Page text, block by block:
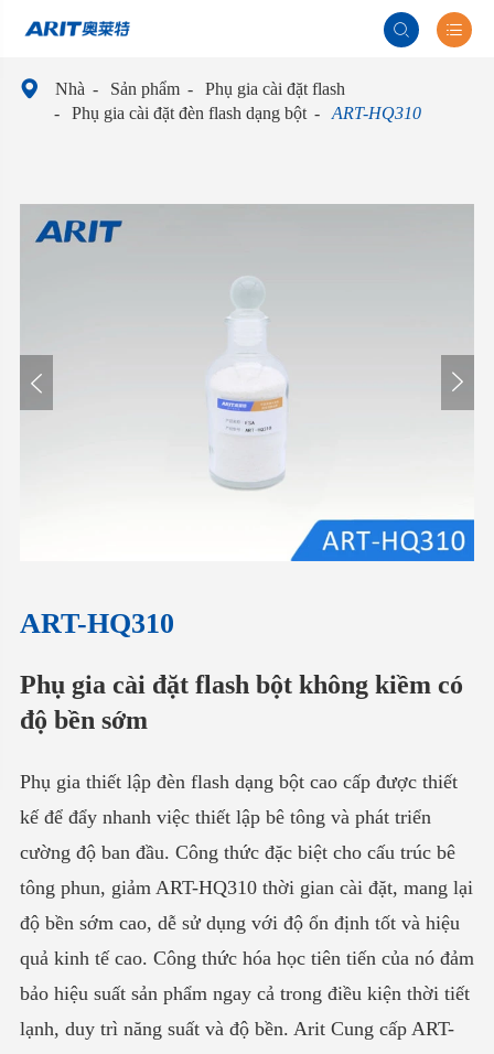
 
 Nhà Sản phẩm
Phụ gia cài đặt flash
Phụ gia cài đặt đèn flash dạng bột
ART-HQ310
 
ART-HQ310
Phụ gia cài đặt flash bột không kiềm có
độ bền sớm
Phụ gia thiết lập đèn flash dạng bột cao cấp được thiết
kế để đẩy nhanh việc thiết lập bê tông và phát triển
cường độ ban đầu. Công thức đặc biệt cho cấu trúc bê
tông phun, giảm ART-HQ310 thời gian cài đặt, mang lại
độ bền sớm cao, dễ sử dụng với độ ổn định tốt và hiệu
quả kinh tế cao. Công thức hóa học tiên tiến của nó đảm
bảo hiệu suất sản phẩm ngay cả trong điều kiện thời tiết
lạnh, duy trì năng suất và độ bền. Arit Cung cấp ART-